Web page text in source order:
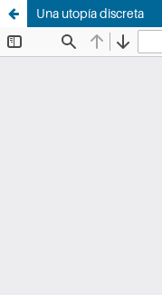
Una utopía discreta